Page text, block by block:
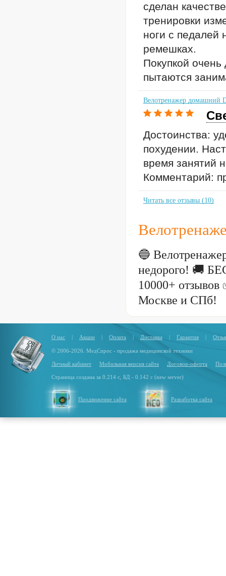
сделан
тренировки
ноги с педалей
ремешках.
Покупкой
пытаются
Велотренажер домашний
Достоинства:
похудении.
время занятий
Комментарий:
Читать все отзывы (10)
🔵
недорого! 🚚
10000+ отзывов
Москве и СПб!
О нас | Акции | Оплата | Доставка | Гарантия |
© 2006-2026. МедСпрос - продажа медицинской техники
Личный кабинет Мобильная версия сайта Договор-оферта
Страница создана за 0.214 с, БД - 0.142 с (new server)
Продвижение сайта Разработка сайта